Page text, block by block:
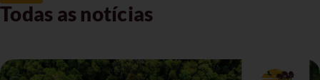
Todas as notícias